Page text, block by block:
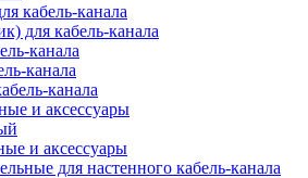
кабель-канала
для кабель-канала
канала
канала
канала
и аксессуары
и аксессуары
для настенного кабель-канала